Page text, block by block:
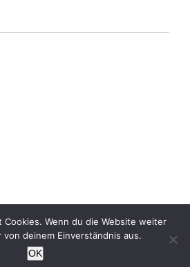
|office@idrei.at
1210060
Cookies. Wenn du die Website weiter
deinem Einverständnis aus.
OK